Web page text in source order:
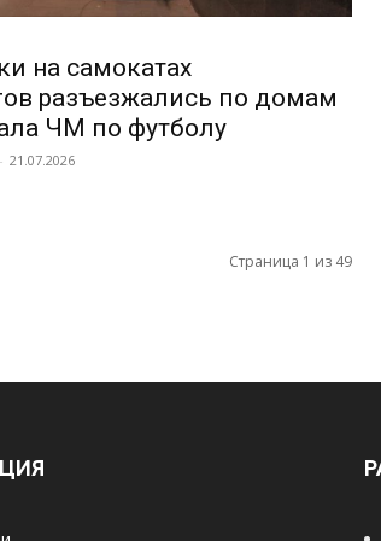
на самокатах
разъезжались по домам
ЧМ по футболу
- 21.07.2026
Страница 1 из 49